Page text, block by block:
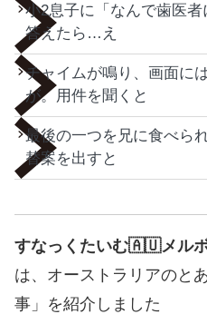
小2息子に「なんで歯医者
答えたら…え
チャイムが鳴り、画面に
が。用件を聞くと
最後の一つを兄に食べら
替案を出すと
すなっくたいむ🇦🇺メル
は、オーストラリアのと
事」を紹介しました